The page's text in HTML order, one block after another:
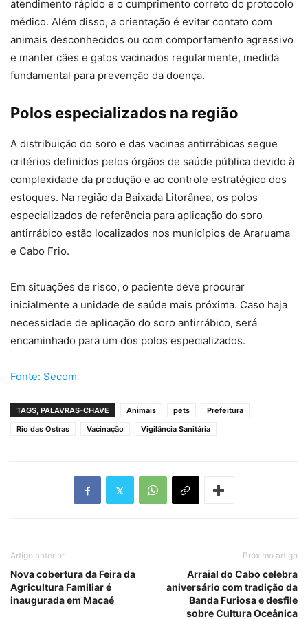
atendimento rápido e o cumprimento correto do protocolo
médico. Além disso, a orientação é evitar contato com
animais desconhecidos ou com comportamento agressivo
e manter cães e gatos vacinados regularmente, medida
fundamental para prevenção da doença.
Polos especializados na região
A distribuição do soro e das vacinas antirrábicas segue
critérios definidos pelos órgãos de saúde pública devido à
complexidade da produção e ao controle estratégico dos
estoques. Na região da Baixada Litorânea, os polos
especializados de referência para aplicação do soro
antirrábico estão localizados nos municípios de Araruama
e Cabo Frio.
Em situações de risco, o paciente deve procurar
inicialmente a unidade de saúde mais próxima. Caso haja
necessidade de aplicação do soro antirrábico, será
encaminhado para um dos polos especializados.
Fonte: Secom
TAGS, PALAVRAS-CHAVE Animais pets
Prefeitura
Rio das Ostras
Vacinação Vigilância Sanitária
Artigo anterior
Nova cobertura da Feira da
Agricultura Familiar é
inaugurada em Macaé
Próximo artigo
Arraial do Cabo celebra
aniversário com tradição da
Banda Furiosa e desfile
sobre Cultura Oceânica